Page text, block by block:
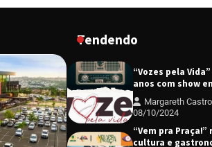
Tendendo
“Experiência
“Vozes pela
anos com show
Margareth Castro
08/10/2024
“Vem pra
cultura e